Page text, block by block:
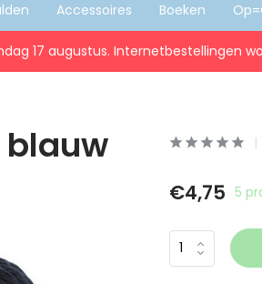
Accessoires Boeken
17 augustus. Internetbestellingen
blauw
€4,75 5